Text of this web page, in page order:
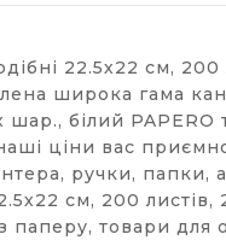
22.5х22 см, 200
широка гама
білий PAPERO
наші ціни вас
ручки,
см, 200 листів,
паперу, товари для